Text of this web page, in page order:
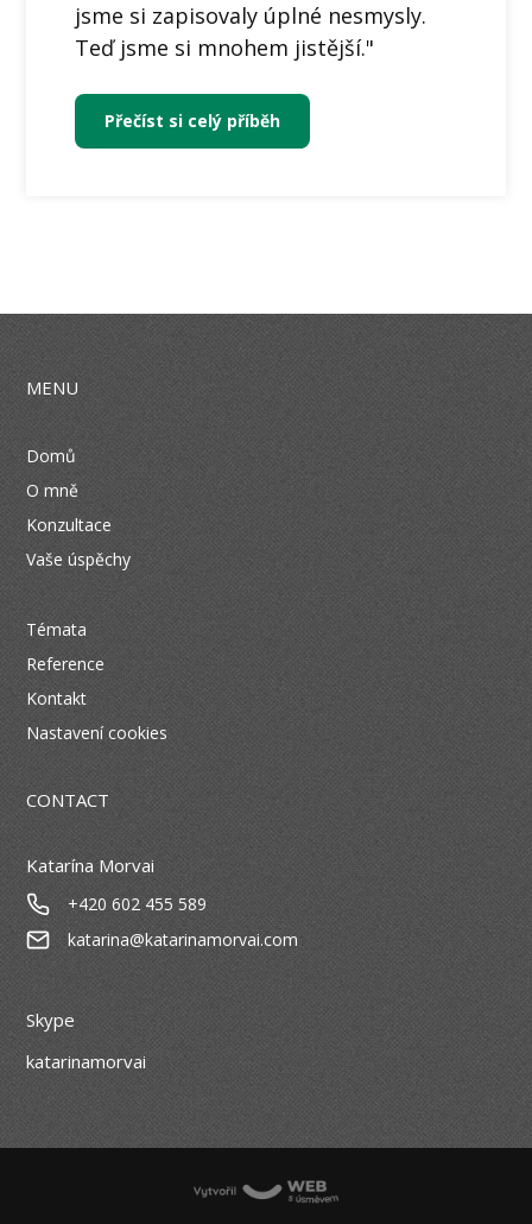
jsme si zapisovaly úplné nesmysly.
Teď jsme si mnohem jistější."
Přečíst si celý příběh
MENU
Domů
O mně
Konzultace
Vaše úspěchy
Témata
Reference
Kontakt
Nastavení cookies
CONTACT
Katarína Morvai
+420 602 455 589
katarina@katarinamorvai.com
Skype
katarinamorvai